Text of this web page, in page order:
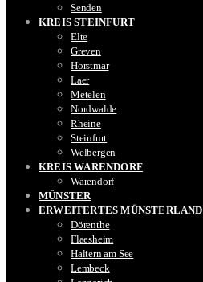
Senden
KREIS STEINFURT
Elte
Greven
Horstmar
Laer
Metelen
Nordwalde
Rheine
Steinfurt
Welbergen
KREIS WARENDORF
Warendorf
MÜNSTER
ERWEITERTES MÜNSTERLAND
Dörenthe
Flaesheim
Haltern am See
Lembeck